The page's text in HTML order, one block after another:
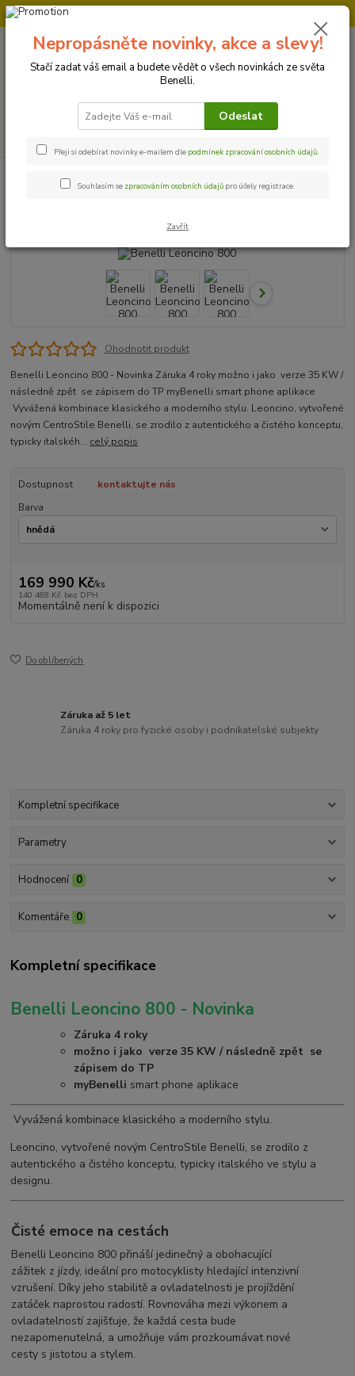
+420 728 500 481
Po-Pá 8:00 - 17:00
0
za0 Kč
Ohodnotit produkt
Benelli Leoncino 800 - Novinka Záruka 4 roky možno i jako verze 35 KW /
následně zpět se zápisem do TP myBenelli smart phone aplikace
Vyvážená kombinace klasického a moderního stylu. Leoncino, vytvořené
novým CentroStile Benelli, se zrodilo z autentického a čistého konceptu,
typicky italskéh... celý popis
Dostupnost
kontaktujte nás
Barva
169 990 Kč/ks
140 488 Kč bez DPH
Momentálně není k dispozici
Do oblíbených
Záruka až 5 let
Záruka 4 roky pro fyzické osoby i podnikatelské subjekty
Kompletní specifikace
Parametry
Hodnocení 0
Komentáře 0
Kompletní specifikace
Benelli Leoncino 800 - Novinka
Záruka 4 roky
možno i jako verze 35 KW / následně zpět se
zápisem do TP
myBenelli smart phone aplikace
Vyvážená kombinace klasického a moderního stylu.
Leoncino, vytvořené novým CentroStile Benelli, se zrodilo z
autentického a čistého konceptu, typicky italského ve stylu a
designu.
Čisté emoce na cestách
Benelli Leoncino 800 přináší jedinečný a obohacující
zážitek z jízdy, ideální pro motocyklisty hledající intenzivní
vzrušení. Díky jeho stabilitě a ovladatelnosti je projíždění
zatáček naprostou radostí. Rovnováha mezi výkonem a
ovladatelností zajišťuje, že každá cesta bude
nezapomenutelná, a umožňuje vám prozkoumávat nové
cesty s jistotou a stylem.
Nepropásněte novinky, akce a slevy!
Stačí zadat váš email a budete vědět o všech novinkách ze světa
Benelli.
Odeslat
Přeji si odebírat novinky e-mailem dle podmínek zpracování osobních údajů.
Souhlasím se zpracováním osobních údajů pro účely registrace.
Zavřít